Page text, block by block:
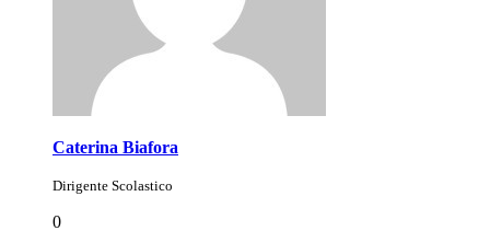
Caterina Biafora
Dirigente Scolastico
0